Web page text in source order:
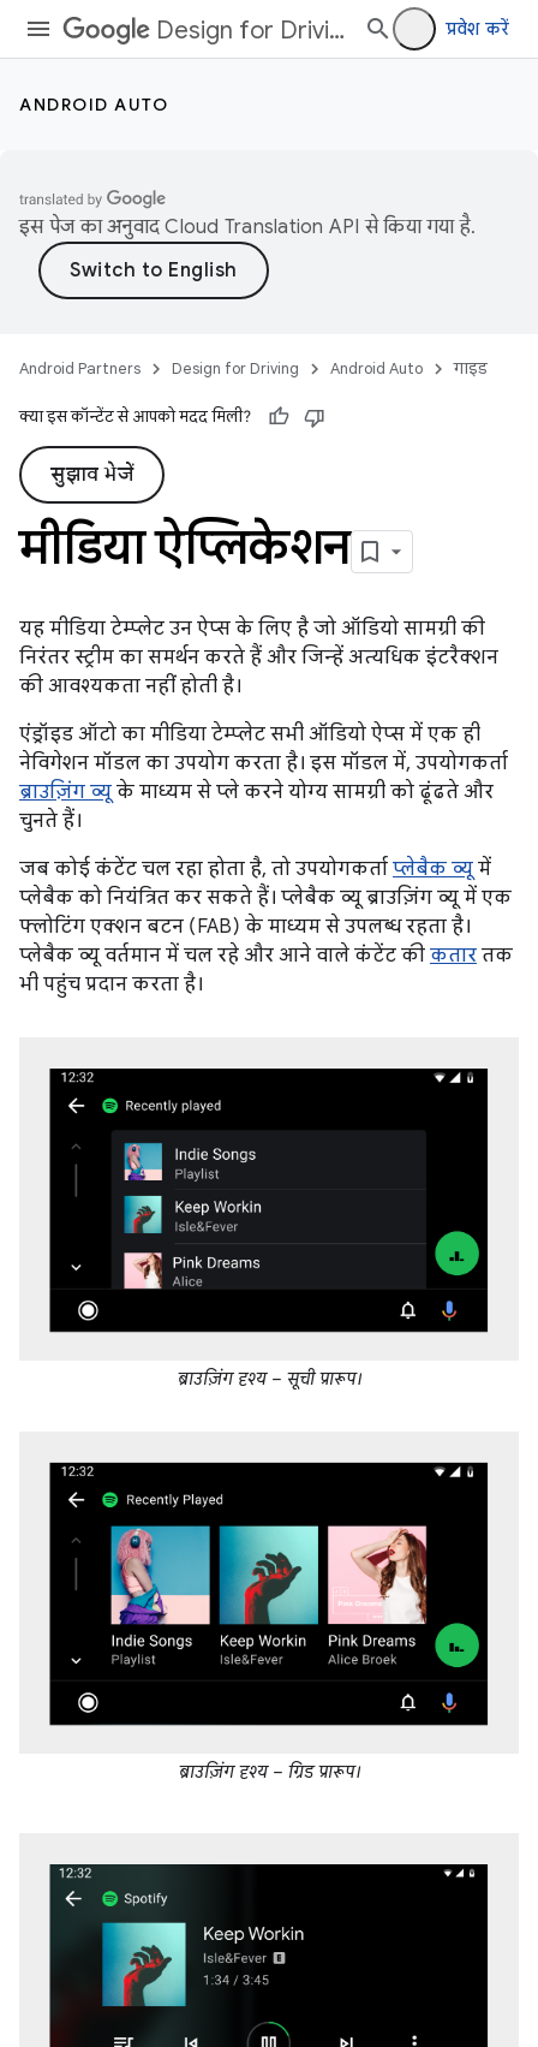
Design for Driving प्रवेश करें
ANDROID AUTO
इस पेज का अनुवादCloud Translation API से किया गया है.
Android Partners Design for Driving Android Auto गाइड
क्या इस कॉन्टेंट से आपको मदद मिली?
सुझाव भेजें
मीडिया ऐप्लिकेशन
यह मीडिया टेम्प्लेट उन ऐप्स के लिए है जो ऑडियो सामग्री की
निरंतर स्ट्रीम का समर्थन करते हैं और जिन्हें अत्यधिक इंटरैक्शन
की आवश्यकता नहीं होती है।
एंड्रॉइड ऑटो का मीडिया टेम्प्लेट सभी ऑडियो ऐप्स में एक ही
नेविगेशन मॉडल का उपयोग करता है। इस मॉडल में, उपयोगकर्ता
ब्राउज़िंग व्यू के माध्यम से प्ले करने योग्य सामग्री को ढूंढते और
चुनते हैं।
जब कोई कंटेंट चल रहा होता है, तो उपयोगकर्ता प्लेबैक व्यू में
प्लेबैक को नियंत्रित कर सकते हैं। प्लेबैक व्यू ब्राउज़िंग व्यू में एक
फ्लोटिंग एक्शन बटन (FAB) के माध्यम से उपलब्ध रहता है।
प्लेबैक व्यू वर्तमान में चल रहे और आने वाले कंटेंट की कतार तक
भी पहुंच प्रदान करता है।
ब्राउज़िंग दृश्य – सूची प्रारूप।
ब्राउज़िंग दृश्य – ग्रिड प्रारूप।